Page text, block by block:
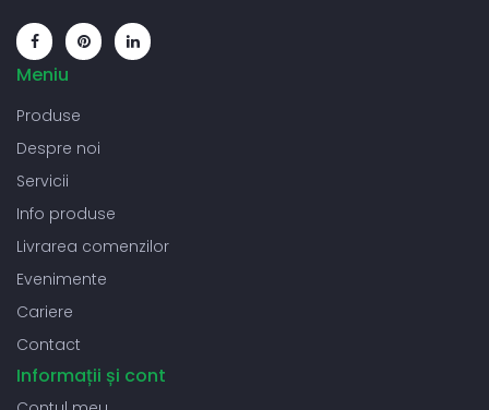
Meniu
Produse
Despre noi
Servicii
Info produse
Livrarea comenzilor
Evenimente
Cariere
Contact
Informații și cont